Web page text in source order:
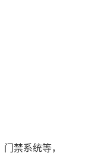
禁系统等，